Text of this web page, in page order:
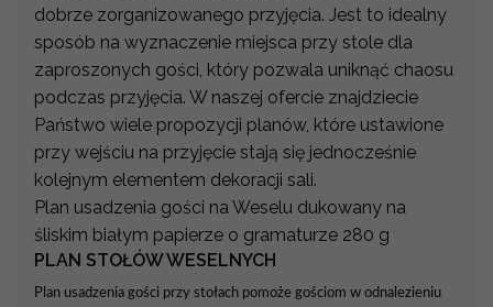
dobrze zorganizowanego przyjęcia. Jest to idealny
sposób na wyznaczenie miejsca przy stole dla
zaproszonych gości, który pozwala uniknąć chaosu
podczas przyjęcia. W naszej ofercie znajdziecie
Państwo wiele propozycji planów, które ustawione
przy wejściu na przyjęcie stają się jednocześnie
kolejnym elementem dekoracji sali.
Plan usadzenia gości na Weselu dukowany na
śliskim białym papierze o gramaturze 280 g
PLAN STOŁÓW WESELNYCH
Plan usadzenia gości przy stołach pomoże gościom w odnalezieniu